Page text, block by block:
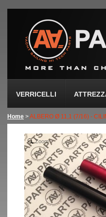
VERRICELLI
Home >ALBERO Ø 11,1 (7/16) -
Zoom